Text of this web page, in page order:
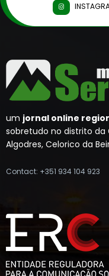
um jornal online
sobretudo no distrito da
Algodres, Celorico da
Contact: +351 934 104 923